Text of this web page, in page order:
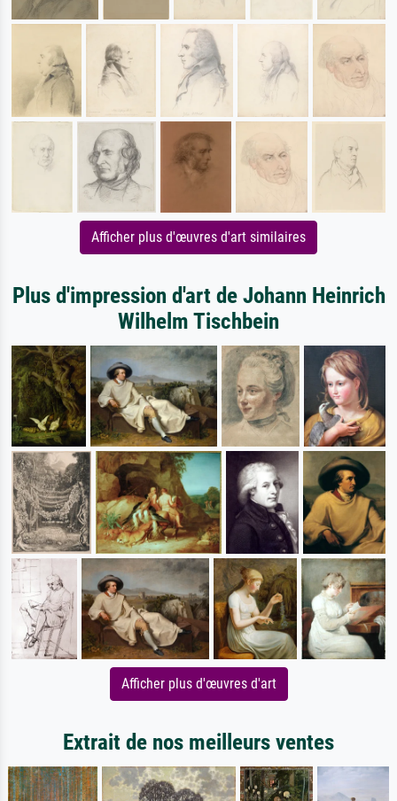
Afficher plus d'œuvres d'art similaires
Plus d'impression d'art de Johann Heinrich
Wilhelm Tischbein
Afficher plus d'œuvres d'art
Extrait de nos meilleurs ventes